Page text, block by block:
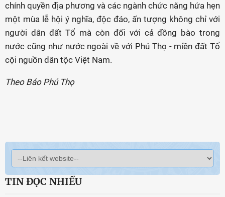
chính quyền địa phương và các ngành chức năng hứa hẹn
một mùa lễ hội ý nghĩa, độc đáo, ấn tượng không chỉ với
người dân đất Tổ mà còn đối với cả đồng bào trong
nước cũng như nước ngoài về với Phú Thọ - miền đất Tổ
cội nguồn dân tộc Việt Nam.
Theo Báo Phú Thọ
TIN ĐỌC NHIỀU